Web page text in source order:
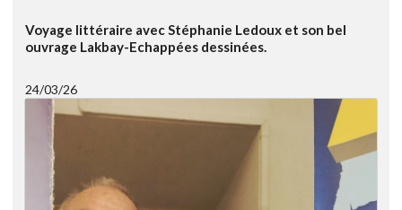
Voyage littéraire avec Stéphanie Ledoux et son bel
ouvrage Lakbay-Echappées dessinées.
24/03/26